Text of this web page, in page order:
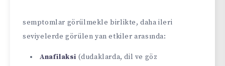
semptomlar görülmekle birlikte, daha ileri
seviyelerde görülen yan etkiler arasında:
Anafilaksi (dudaklarda, dil ve göz